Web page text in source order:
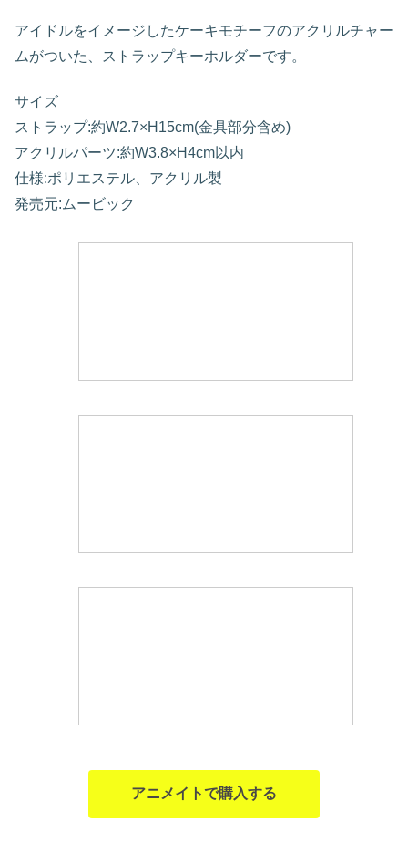
アイドルをイメージしたケーキモチーフのアクリルチャー
ムがついた、ストラップキーホルダーです。
サイズ
ストラップ:約W2.7×H15cm(金具部分含め)
アクリルパーツ:約W3.8×H4cm以内
仕様:ポリエステル、アクリル製
発売元:ムービック
アニメイトで購入する